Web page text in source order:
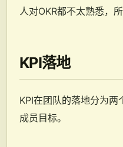
人对OKR都不太熟悉，
KPI落地
KPI在团队的落地分为两
成员目标。